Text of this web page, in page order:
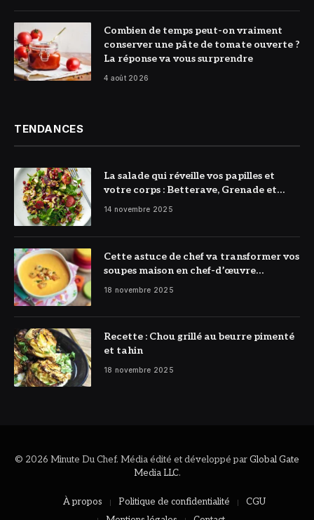
© DR
Combien de temps peut-on vraiment
conserver une pâte de tomate ouverte ?
La réponse va vous surprendre
4 août 2026
TENDANCES
La salade qui réveille vos papilles et
votre corps : Betterave, Grenade et
Citron à l’honneur
14 novembre 2025
Cette astuce de chef va transformer vos
soupes maison en chef-d’œuvre
réconfortant
18 novembre 2025
Recette : Chou grillé au beurre pimenté
et tahin
18 novembre 2025
© 2026 Minute Du Chef. Média édité et développé parGlobal Gate
Media LLC.
À propos Politique de confidentialité
CGU